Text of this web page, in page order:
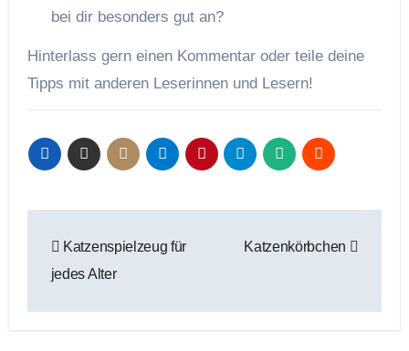
bei dir besonders gut an?
Hinterlass gern einen Kommentar oder teile deine
Tipps mit anderen Leserinnen und Lesern!
Katzenspielzeug für
jedes Alter
Katzenkörbchen